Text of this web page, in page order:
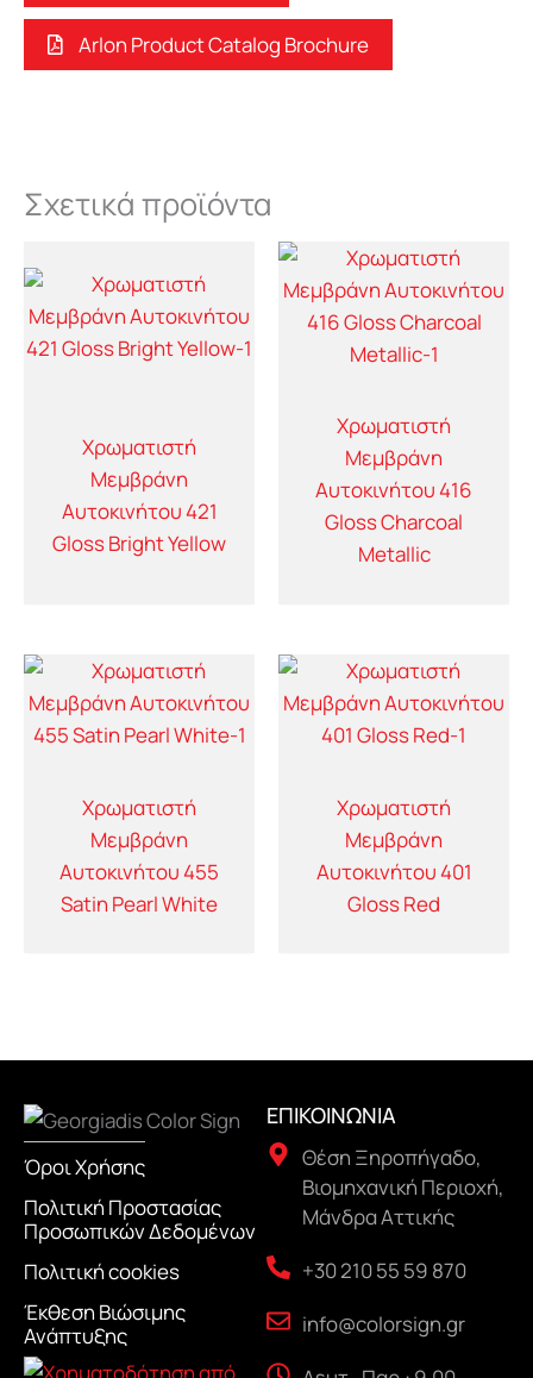
Arlon Product Catalog Brochure
Σχετικά προϊόντα
Χρωματιστή
Μεμβράνη
Αυτοκινήτου 421
Gloss Bright Yellow
Χρωματιστή
Μεμβράνη
Αυτοκινήτου 416
Gloss Charcoal
Metallic
Χρωματιστή
Μεμβράνη
Αυτοκινήτου 455
Satin Pearl White
Χρωματιστή
Μεμβράνη
Αυτοκινήτου 401
Gloss Red
Όροι Χρήσης
Πολιτική Προστασίας
Προσωπικών Δεδομένων
Πολιτική cookies
Έκθεση Βιώσιμης
Ανάπτυξης
ΕΠΙΚΟΙΝΩΝΙΑ
Θέση Ξηροπήγαδο,
Βιομηχανική Περιοχή,
Μάνδρα Αττικής
+30 210 55 59 870
info@colorsign.gr